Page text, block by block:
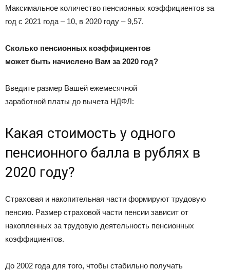
Максимальное количество пенсионных коэффициентов за
год с 2021 года – 10, в 2020 году – 9,57.
Сколько пенсионных коэффициентов
может быть начислено Вам за 2020 год?
Введите размер Вашей ежемесячной
заработной платы до вычета НДФЛ:
Какая стоимость у одного
пенсионного балла в рублях в
2020 году?
Страховая и накопительная части формируют трудовую
пенсию. Размер страховой части пенсии зависит от
накопленных за трудовую деятельность пенсионных
коэффициентов.
До 2002 года для того, чтобы стабильно получать